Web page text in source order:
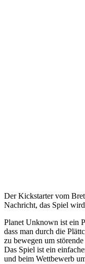
Der Kickstarter vom
Nachricht, das Spiel
Planet Unknown ist ein
dass man durch die
zu bewegen um
Das Spiel ist ein
und beim Wettbewerb